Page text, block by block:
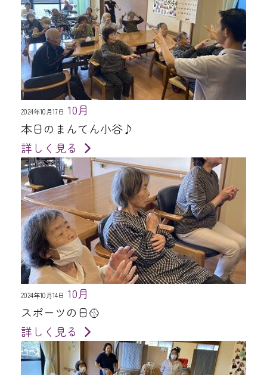
2024年10月17日 10月
本日のまんてん小谷♪
詳しく見る
2024年10月14日 10月
スポーツの日🥎
詳しく見る